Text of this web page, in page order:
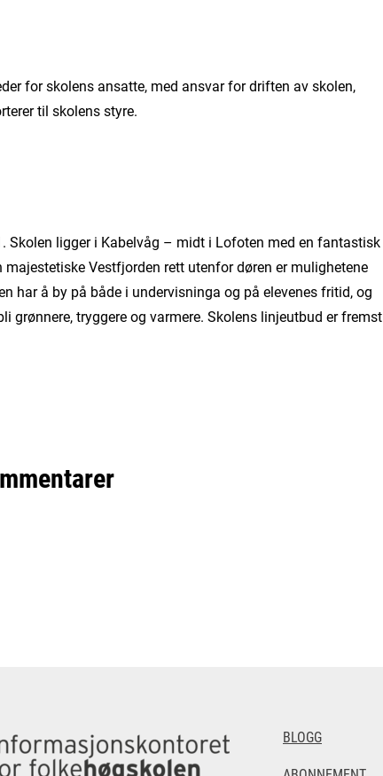
for skolens ansatte, med ansvar for driften av skolen,
til skolens styre.
ligger i Kabelvåg – midt i Lofoten med en fantastisk
Vestfjorden rett utenfor døren er mulighetene
har å by på både i undervisninga og på elevenes fritid, og
tryggere og varmere. Skolens linjeutbud er fremst
BLOGG